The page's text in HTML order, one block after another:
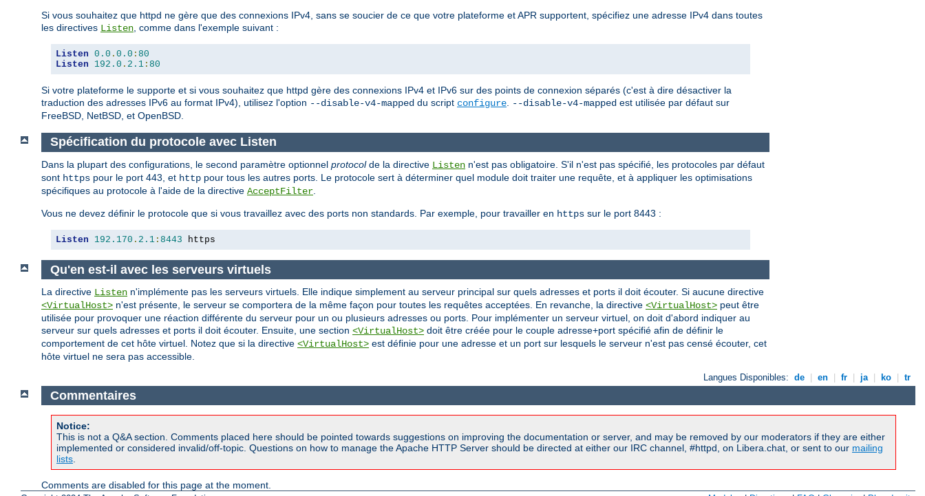
Si vous souhaitez que httpd ne gère que des connexions IPv4, sans se soucier de ce que votre plateforme et APR supportent, spécifiez une adresse IPv4 dans toutes
les directives Listen, comme dans l'exemple suivant :
Listen 0.0 . 0.0 : 80
Listen
192.0 . 2.1 : 80
Si votre plateforme le supporte et si vous souhaitez que httpd gère des connexions IPv4 et IPv6 sur des points de connexion séparés (c'est à dire désactiver la
traduction des adresses IPv6 au format IPv4), utilisez l'option --disable-v4-mapped du script configure. --disable-v4-mapped est utilisée par défaut sur
FreeBSD, NetBSD, et OpenBSD.
Spécification du protocole avec Listen
Dans la plupart des configurations, le second paramètre optionnel protocolde la directive Listen n'est pas obligatoire. S'il n'est pas spécifié, les protocoles par défaut
sont https pour le port 443, et http pour tous les autres ports. Le protocole sert à déterminer quel module doit traiter une requête, et à appliquer les optimisations
spécifiques au protocole à l'aide de la directive AcceptFilter
Vous ne devez définir le protocole que si vous travaillez avec des ports non standards. Par exemple, pour travailler en https sur le port 8443 :
Listen 192.170 . 2.1 : 8443 https
Qu'en est-il avec les serveurs virtuels
La directive Listen n'implémente pas les serveurs virtuels. Elle indique simplement au serveur principal sur quels adresses et ports il doit écouter. Si aucune directive
<VirtualHost> n'est présente, le serveur se comportera de la même façon pour toutes les requêtes acceptées. En revanche, la directive <VirtualHost> peut être
utilisée pour provoquer une réaction différente du serveur pour un ou plusieurs adresses ou ports. Pour implémenter un serveur virtuel, on doit d'abord indiquer au
serveur sur quels adresses et ports il doit écouter. Ensuite, une section <VirtualHost> doit être créée pour le couple adresse+port spécifié afin de définir le
comportement de cet hôte virtuel. Notez que si la directive <VirtualHost> est définie pour une adresse et un port sur lesquels le serveur n'est pas censé écouter, cet
hôte virtuel ne sera pas accessible.
Langues Disponibles: de en fr ja ko tr
Commentaires
Notice:
This is not a Q&A section. Comments placed here should be pointed towards suggestions on improving the documentation or server, and may be removed by our moderators if they are either
implemented or considered invalid/off-topic. Questions on how to manage the Apache HTTP Server should be directed at either our IRC channel, #httpd, on Libera.chat, or sent to our mailing
lists.
Comments are disabled for this page at the moment.